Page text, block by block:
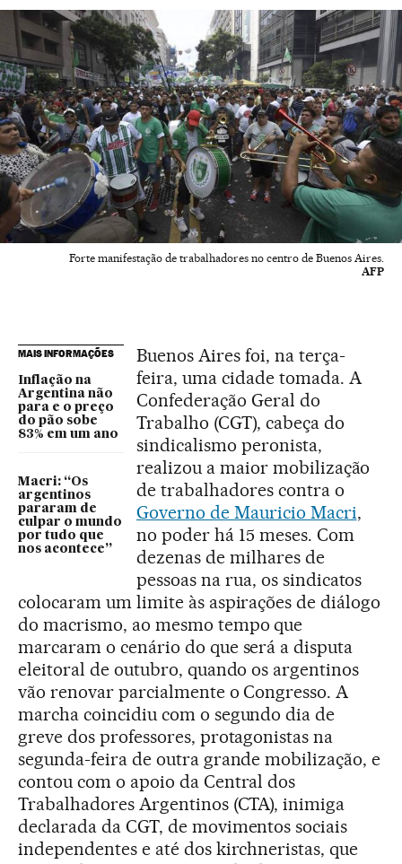
Forte manifestação de trabalhadores no centro de Buenos Aires.
AFP
MAIS INFORMAÇÕES
Inflação na
Argentina não
para e o preço
do pão sobe
83% em um ano
Macri: “Os
argentinos
pararam de
culpar o mundo
por tudo que
nos acontece”
Buenos Aires foi, na terça-
feira, uma cidade tomada. A
Confederação Geral do
Trabalho (CGT), cabeça do
sindicalismo peronista,
realizou a maior mobilização
de trabalhadores contra o
Governo de Mauricio Macri,
no poder há 15 meses. Com
dezenas de milhares de
pessoas na rua, os sindicatos
colocaram um limite às aspirações de diálogo
do macrismo, ao mesmo tempo que
marcaram o cenário do que será a disputa
eleitoral de outubro, quando os argentinos
vão renovar parcialmente o Congresso. A
marcha coincidiu com o segundo dia de
greve dos professores, protagonistas na
segunda-feira de outra grande mobilização, e
contou com o apoio da Central dos
Trabalhadores Argentinos (CTA), inimiga
declarada da CGT, de movimentos sociais
independentes e até dos kirchneristas, que